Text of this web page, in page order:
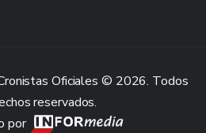
Oficiales © 2026. Todos
reservados.
por